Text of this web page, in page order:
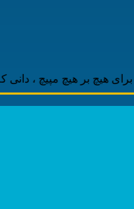
بر هیچ مپیچ ، دانی که